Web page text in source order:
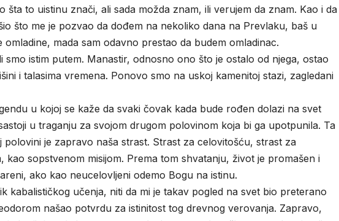
šta to uistinu znači, ali sada možda znam, ili verujem da znam. Kao i da
što me je pozvao da dođem na nekoliko dana na Prevlaku, baš u
mada sam odavno prestao da budem omladinac.
istim putem. Manastir, odnosno ono što je ostalo od njega, ostao
i talasima vremena. Ponovo smo na uskoj kamenitoj stazi, zagledani
u kojoj se kaže da svaki čovak kada bude rođen dolazi na svet
u traganju za svojom drugom polovinom koja bi ga upotpunila. Ta
polovini je zapravo naša strast. Strast za celovitošću, strast za
kao sopstvenom misijom. Prema tom shvatanju, život je promašen i
ako kao neucelovljeni odemo Bogu na istinu.
kabalističkog učenja, niti da mi je takav pogled na svet bio preterano
našao potvrdu za istinitost tog drevnog verovanja. Zapravo,